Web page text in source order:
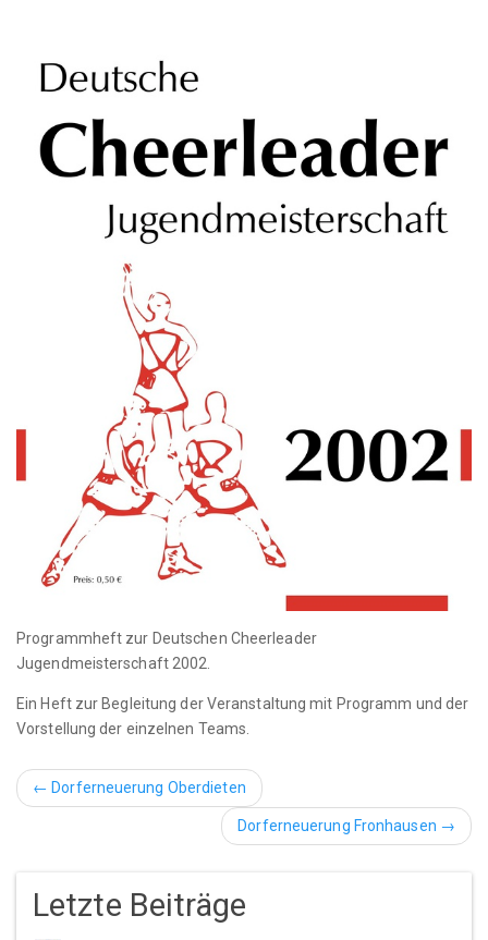
Programmheft zur Deutschen Cheerleader
Jugendmeisterschaft 2002.
Ein Heft zur Begleitung der Veranstaltung mit Programm und der
Vorstellung der einzelnen Teams.
← Dorferneuerung Oberdieten
Dorferneuerung Fronhausen →
Letzte Beiträge